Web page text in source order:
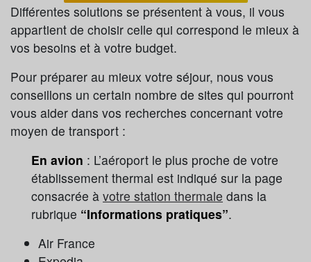
Différentes solutions se présentent à vous, il vous
appartient de choisir celle qui correspond le mieux à
vos besoins et à votre budget.
Pour préparer au mieux votre séjour, nous vous
conseillons un certain nombre de sites qui pourront
vous aider dans vos recherches concernant votre
moyen de transport :
En avion : L’aéroport le plus proche de votre
établissement thermal est indiqué sur la page
consacrée à votre station thermale dans la
rubrique “Informations pratiques”.
Air France